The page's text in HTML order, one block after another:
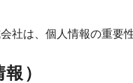
社は、個人情報の重要
）